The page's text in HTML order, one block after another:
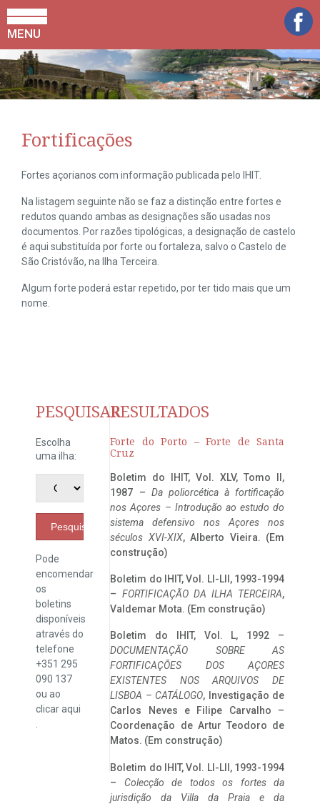
MENU
Fortificações
Fortes açorianos com informação publicada pelo IHIT.
Na listagem seguinte não se faz a distinção entre fortes e
redutos quando ambas as designações são usadas nos
documentos. Por razões tipológicas, a designação de castelo
é aqui substituída por forte ou fortaleza, salvo o Castelo de
São Cristóvão, na Ilha Terceira.
Algum forte poderá estar repetido, por ter tido mais que um
nome.
PESQUISAR
Escolha
uma ilha:
Pesquisar
Pode
encomendar
os
boletins
disponíveis
através do
telefone
+351 295
090 137
ou ao
clicaraqui
RESULTADOS
Forte do Porto – Forte de Santa
Cruz
Boletim do IHIT, Vol. XLV, Tomo II,
1987 – Da poliorcética à fortificação
nos Açores – Introdução ao estudo do
sistema defensivo nos Açores nos
séculos XVI-XIX, Alberto Vieira. (Em
construção)
Boletim do IHIT, Vol. LI-LII, 1993-1994
– FORTIFICAÇÃO DA ILHA TERCEIRA,
Valdemar Mota. (Em construção)
Boletim do IHIT, Vol. L, 1992 –
DOCUMENTAÇÃO SOBRE AS
FORTIFICAÇÕES DOS AÇORES
EXISTENTES NOS ARQUIVOS DE
LISBOA – CATÁLOGO, Investigação de
Carlos Neves e Filipe Carvalho –
Coordenação de Artur Teodoro de
Matos. (Em construção)
Boletim do IHIT, Vol. LI-LII, 1993-1994
– Colecção de todos os fortes da
jurisdição da Villa da Praia e da